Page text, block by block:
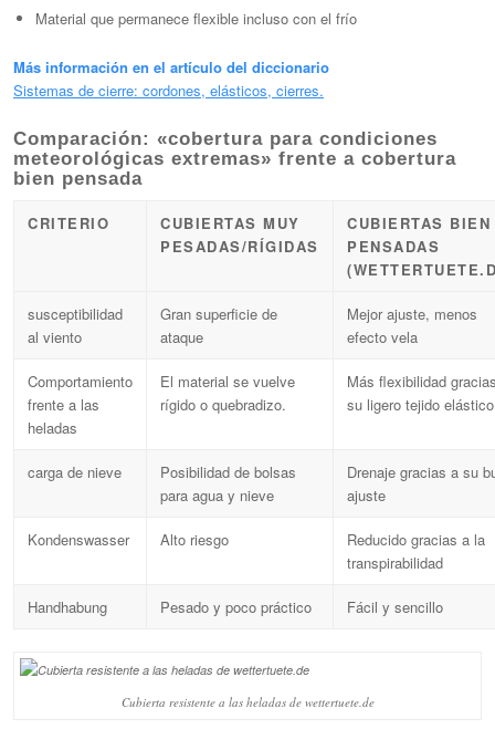
Material que permanece flexible incluso con el frío
Más información en el artículo del diccionario
Sistemas de cierre: cordones, elásticos, cierres.
Comparación: «cobertura para condiciones
meteorológicas extremas» frente a cobertura
bien pensada
CRITERIO
CUBIERTAS MUY
PESADAS/RÍGIDAS
CUBIERTAS BIEN
PENSADAS
susceptibilidad
al viento
Gran superficie de
ataque
Mejor ajuste, menos
efecto vela
Comportamiento
frente a las
heladas
El material se vuelve
rígido o quebradizo.
Más flexibilidad
su ligero tejido elástico
carga de nieve
Posibilidad de bolsas
para agua y nieve
Drenaje gracias a su
ajuste
Kondenswasser Alto riesgo
Reducido gracias a la
transpirabilidad
Handhabung Pesado y poco práctico Fácil y sencillo
Cubierta resistente a las heladas de wettertuete.de